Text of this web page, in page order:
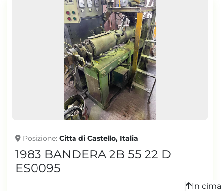
Posizione Citta di Castello, Italia
1983 BANDERA 2B 55 22 D
ES0095
In cima